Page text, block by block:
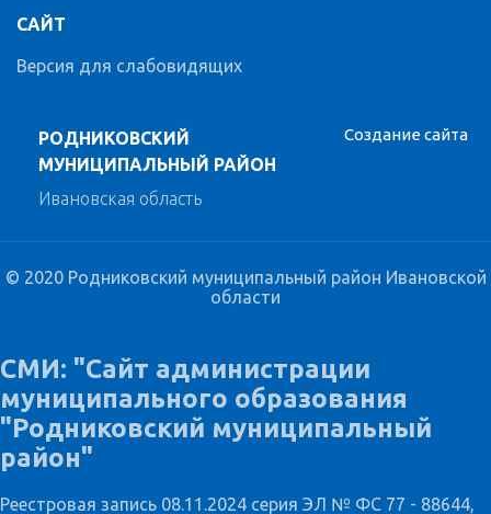
РОДНИКОВСКИЙ
МУНИЦИПАЛЬНЫЙ РАЙОН
Ивановская область
САЙТ
Версия для слабовидящих
Создание сайта
© 2020 Родниковский муниципальный район Ивановской
области
СМИ: "Сайт администрации
муниципального образования
"Родниковский муниципальный
район"
Реестровая запись 08.11.2024 серия ЭЛ № ФС 77 - 88644,